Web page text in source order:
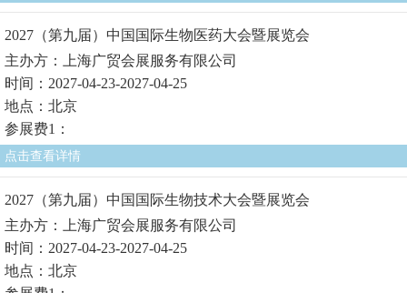
2027（第九届）中国国际生物医药大会暨展览会
主办方：上海广贸会展服务有限公司
时间：2027-04-23-2027-04-25
地点：北京
参展费1：
点击查看详情
2027（第九届）中国国际生物技术大会暨展览会
主办方：上海广贸会展服务有限公司
时间：2027-04-23-2027-04-25
地点：北京